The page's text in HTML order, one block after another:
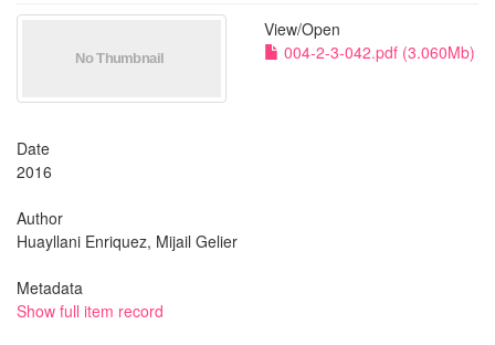
View/Open
004-2-3-042.pdf (3.060Mb)
Date
2016
Author
Huayllani Enriquez, Mijail Gelier
Metadata
Show full item record